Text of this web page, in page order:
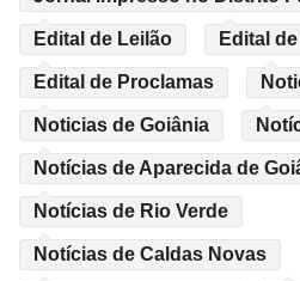
Edital de Leilão Edital
Edital de Proclamas
Noticias de Goiânia
Notícias de Aparecida de
Notícias de Rio Verde
Notícias de Caldas Novas